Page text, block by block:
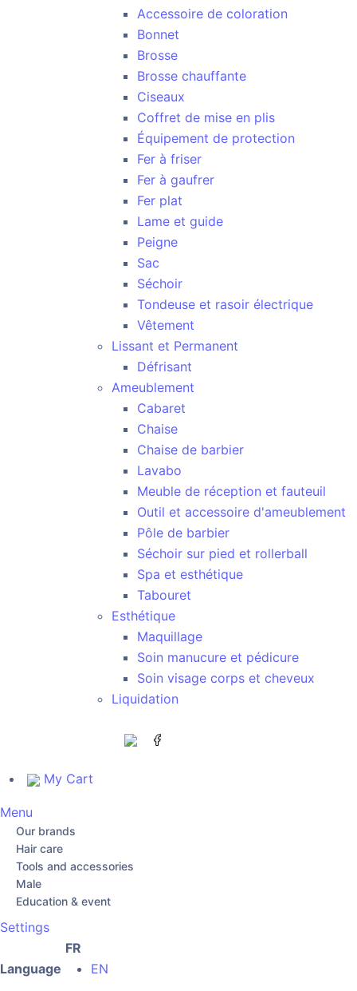
My Cart
Accessoire de coloration
Bonnet
Brosse
Brosse chauffante
Ciseaux
Coffret de mise en plis
Équipement de protection
Fer à friser
Fer à gaufrer
Fer plat
Lame et guide
Peigne
Sac
Séchoir
Tondeuse et rasoir électrique
Vêtement
Lissant et Permanent
Défrisant
Ameublement
Cabaret
Chaise
Chaise de barbier
Lavabo
Meuble de réception et fauteuil
Outil et accessoire d'ameublement
Pôle de barbier
Séchoir sur pied et rollerball
Spa et esthétique
Tabouret
Esthétique
Maquillage
Soin manucure et pédicure
Soin visage corps et cheveux
Liquidation
Menu
Our brands
Hair care
Tools and accessories
Male
Education & event
Settings
Language
FR
EN